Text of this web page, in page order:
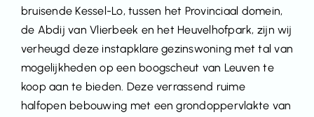
bruisende Kessel-Lo, tussen het Provinciaal domein,
de Abdij van Vlierbeek en het Heuvelhofpark, zijn wij
verheugd deze instapklare gezinswoning met tal van
mogelijkheden op een boogscheut van Leuven te
koop aan te bieden. Deze verrassend ruime
halfopen bebouwing met een grondoppervlakte van